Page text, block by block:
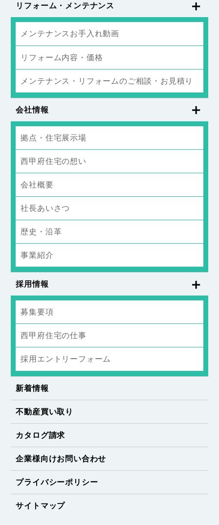
リフォーム・メンテナンス
メンテナンスお手入れ動画
リフォーム内容・価格
メンテナンス・リフォームのご相談・お見積り
会社情報
拠点・住宅展示場
西甲府住宅の想い
会社概要
社長あいさつ
歴史・沿革
事業紹介
採用情報
募集要項
西甲府住宅の仕事
採用エントリーフォーム
新着情報
不動産買い取り
カタログ請求
企業様向けお問い合わせ
プライバシーポリシー
サイトマップ